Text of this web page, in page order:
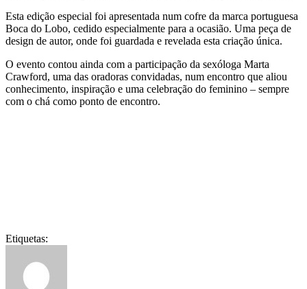
Esta edição especial foi apresentada num cofre da marca portuguesa
Boca do Lobo, cedido especialmente para a ocasião. Uma peça de
design de autor, onde foi guardada e revelada esta criação única.
O evento contou ainda com a participação da sexóloga Marta
Crawford, uma das oradoras convidadas, num encontro que aliou
conhecimento, inspiração e uma celebração do feminino – sempre
com o chá como ponto de encontro.
Etiquetas: